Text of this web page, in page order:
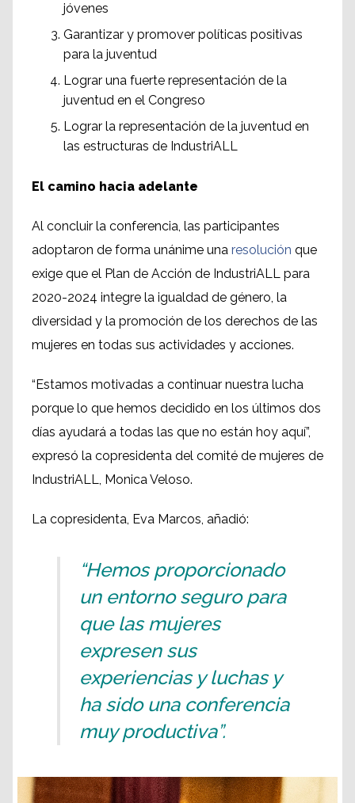
jóvenes
Garantizar y promover políticas positivas
para la juventud
Lograr una fuerte representación de la
juventud en el Congreso
Lograr la representación de la juventud en
las estructuras de IndustriALL
El camino hacia adelante
Al concluir la conferencia, las participantes
adoptaron de forma unánime una resolución que
exige que el Plan de Acción de IndustriALL para
2020-2024 integre la igualdad de género, la
diversidad y la promoción de los derechos de las
mujeres en todas sus actividades y acciones.
“Estamos motivadas a continuar nuestra lucha
porque lo que hemos decidido en los últimos dos
días ayudará a todas las que no están hoy aquí”,
expresó la copresidenta del comité de mujeres de
IndustriALL, Monica Veloso.
La copresidenta, Eva Marcos, añadió:
“Hemos proporcionado
un entorno seguro para
que las mujeres
expresen sus
experiencias y luchas y
ha sido una conferencia
muy productiva”.